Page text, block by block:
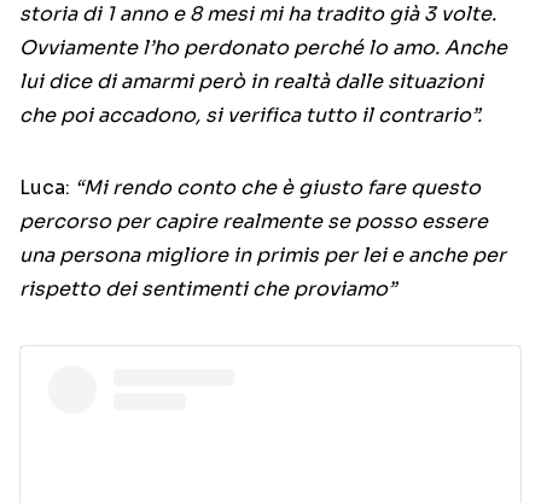
storia di 1 anno e 8 mesi mi ha tradito già 3 volte.
Ovviamente l’ho perdonato perché lo amo. Anche
lui dice di amarmi però in realtà dalle situazioni
che poi accadono, si verifica tutto il contrario”.
Luca: “Mi rendo conto che è giusto fare questo
percorso per capire realmente se posso essere
una persona migliore in primis per lei e anche per
rispetto dei sentimenti che proviamo”